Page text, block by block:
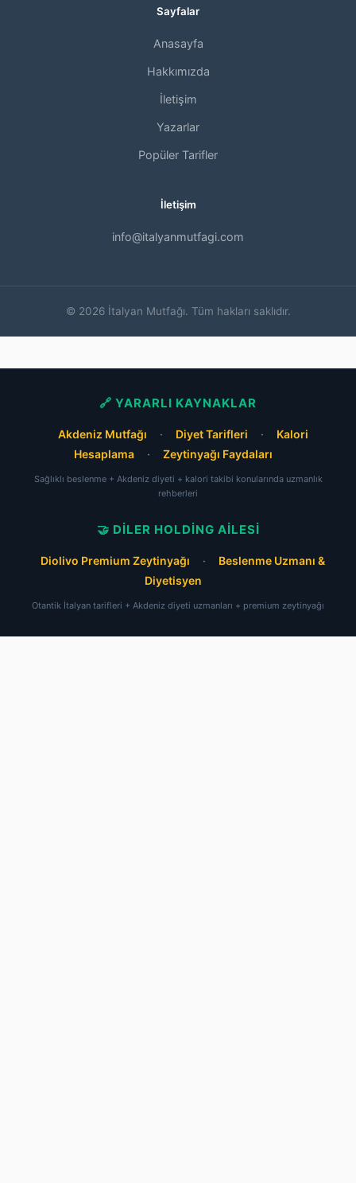
Sayfalar
Anasayfa
Hakkımızda
İletişim
Yazarlar
Popüler Tarifler
İletişim
info@italyanmutfagi.com
© 2026 İtalyan Mutfağı. Tüm hakları saklıdır.
🔗 YARARLI KAYNAKLAR
Akdeniz Mutfağı · Diyet Tarifleri ·
Kalori
Hesaplama
· Zeytinyağı Faydaları
Sağlıklı beslenme + Akdeniz diyeti + kalori takibi konularında uzmanlık
rehberleri
🤝 DILER HOLDING AILESI
Diolivo Premium Zeytinyağı ·
Beslenme Uzmanı &
Diyetisyen
Otantik İtalyan tarifleri + Akdeniz diyeti uzmanları + premium zeytinyağı